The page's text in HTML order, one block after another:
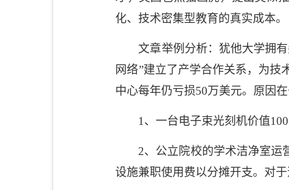
化、技术密集型教育的真实成本。
文章举例分析：犹他大学拥
网络”建立了产学合作关系，为
中心每年仍亏损50万美元。原因在
1 、一台电子束光刻机价值100
2、公立院校的学术洁净室运
设施兼职使用费以分摊开支。对